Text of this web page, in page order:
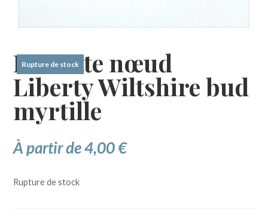
Barrette nœud
Liberty Wiltshire bud
myrtille
À partir de4,00€
Rupture de stock
Rupture de stock